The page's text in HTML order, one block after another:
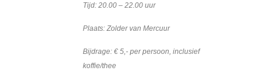
Tijd: 20.00 – 22.00 uur
Plaats: Zolder van Mercuur
Bijdrage: € 5,- per persoon, inclusief
koffie/thee